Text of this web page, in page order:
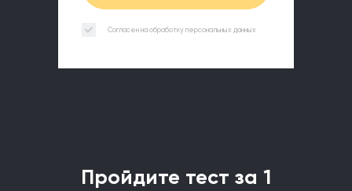
Согласен на обработку персональных данных
Пройдите тест за 1